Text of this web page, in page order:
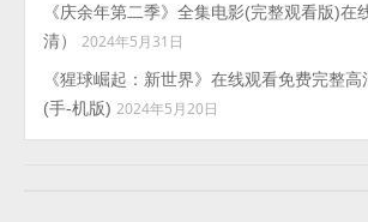
《庆余年第二季》全集电影(完整观看版)在
清）
2024年5月31日
《猩球崛起：新世界》在线观看免费完整
(手-机版) 2024年5月20日